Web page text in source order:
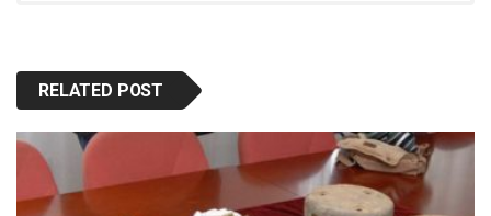
RELATED POST